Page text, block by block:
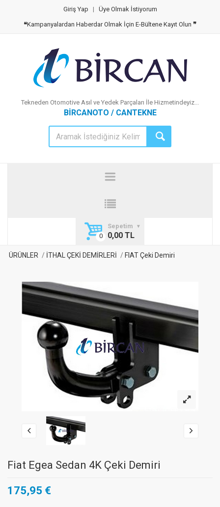
Giriş Yap | Üye Olmak İstiyorum
❝Kampanyalardan Haberdar Olmak İçin E-Bültene Kayıt Olun ❞
Tekneden Otomotive Asıl ve Yedek Parçaları İle Hizmetindeyiz...
BİRCANOTO / CANTEKNE
Sepetim
0,00 TL
ÜRÜNLER İTHAL ÇEKİ DEMİRLERİ FIAT Çeki Demiri
Fiat Egea Sedan 4K Çeki Demiri
175,95 €